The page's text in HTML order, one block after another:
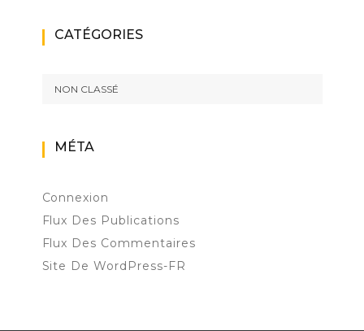
CATÉGORIES
NON CLASSÉ
MÉTA
Connexion
Flux Des Publications
Flux Des Commentaires
Site De WordPress-FR